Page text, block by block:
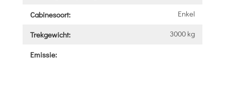
Cabinesoort: Enkel
Trekgewicht: 3000 kg
Emissie: